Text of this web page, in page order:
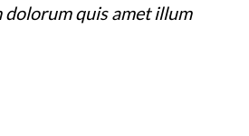
dolorum quis amet illum